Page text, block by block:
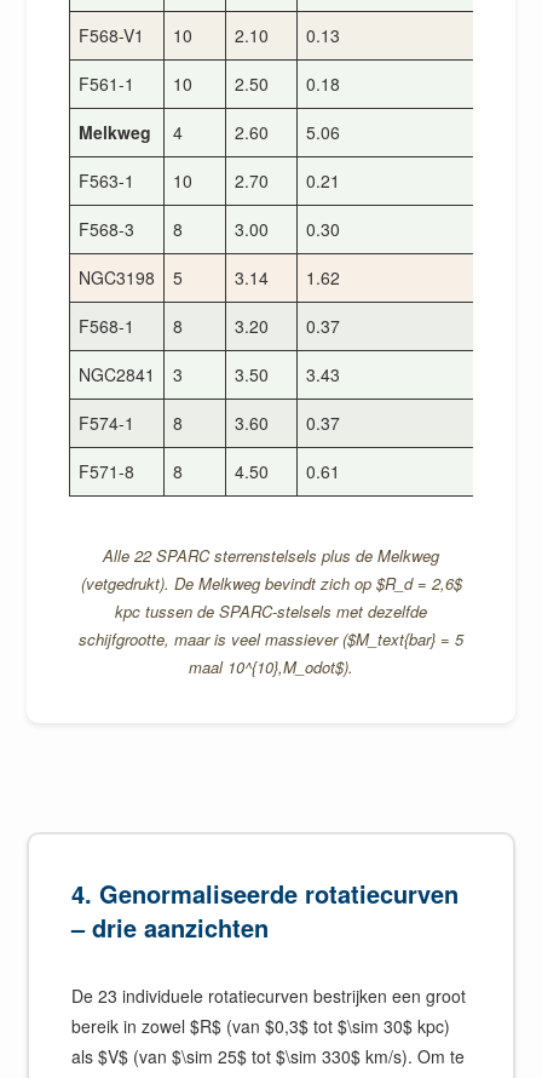
F568-V1 10 2.10 0.13
F561-1
10 2.50 0.18
Melkweg
4 2.60 5.06
F563-1
10 2.70 0.21
F568-3
8 3.00 0.30
NGC3198
5 3.14 1.62
F568-1
8 3.20 0.37
NGC2841
3 3.50 3.43
F574-1
8 3.60 0.37
F571-8
8 4.50 0.61
Alle 22 SPARC sterrenstelsels plus de Melkweg
(vetgedrukt). De Melkweg bevindt zich op $R_d = 2,6$
kpc tussen de SPARC-stelsels met dezelfde
schijfgrootte, maar is veel massiever ($M_text{bar} = 5
maal 10^{10},M_odot$).
4. Genormaliseerde rotatiecurven
– drie aanzichten
De 23 individuele rotatiecurven bestrijken een groot
bereik in zowel $R$ (van $0,3$ tot $\sim 30$ kpc)
als $V$ (van $\sim 25$ tot $\sim 330$ km/s). Om te